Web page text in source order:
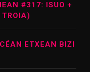
#317: ISUO +
ETXEAN BIZI